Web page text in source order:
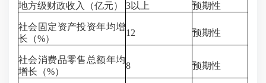
地方级财政收入（亿元） 3以上 预期性
社会固定资产投资年均增
长（%）
12 预期性
社会消费品零售总额年均
增长（%）
8 预期性